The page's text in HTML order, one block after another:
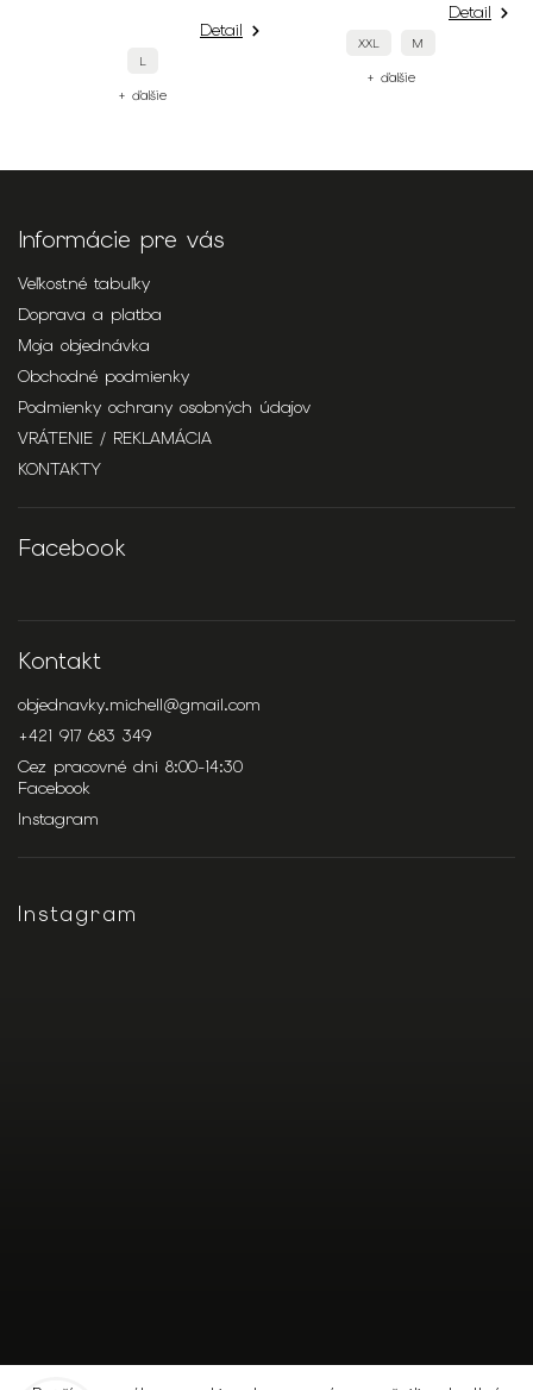
Detail
L
+ ďalšie
Detail
XXL M
+ ďalšie
Informácie pre vás
Veľkostné tabuľky
Doprava a platba
Moja objednávka
Obchodné podmienky
Podmienky ochrany osobných údajov
VRÁTENIE / REKLAMÁCIA
KONTAKTY
Facebook
Kontakt
objednavky.michell@gmail.com
+421 917 683 349
Cez pracovné dni 8:00-14:30
Facebook
Instagram
Instagram